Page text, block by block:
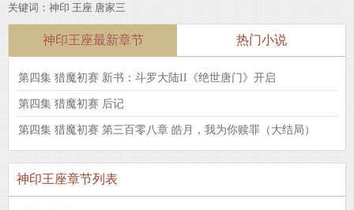
关键词： 神印 王座 唐家三
神印王座最新章节 热门小说
第四集 猎魔初赛 新书：斗罗大陆II《绝世唐门》开启
第四集 猎魔初赛 后记
第四集 猎魔初赛 第三百零八章 皓月，我为你赎罪（大结局）
神印王座章节列表